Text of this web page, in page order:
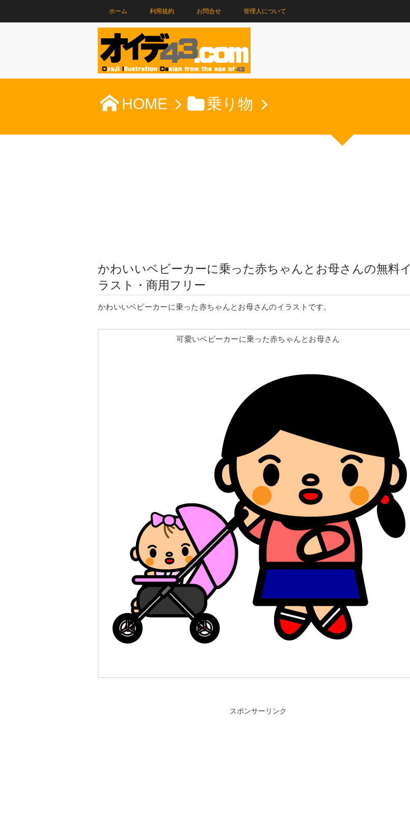
ホーム 利用規約 お問合せ 管理人について
HOME 乗り物
かわいいベビーカーに乗った赤ちゃんとお母さんの無料イ
ラスト・商用フリー
かわいいベビーカーに乗った赤ちゃんとお母さんのイラストです。
可愛いベビーカーに乗った赤ちゃんとお母さん
スポンサーリンク